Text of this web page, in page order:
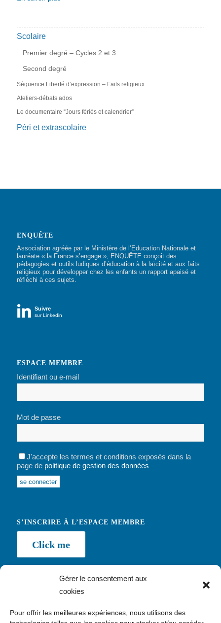
Gérer le consentement aux
cookies
Pour offrir les meilleures expériences, nous utilisons des
Scolaire
Premier degré – Cycles 2 et 3
Second degré
Séquence Liberté d’expression – Faits religieux
Ateliers-débats ados
Le documentaire “Jours fériés et calendrier”
Péri et extrascolaire
ENQUÊTE
Association agréée par le Ministère de l’Education Nationale et
lauréate « la France s’engage », ENQUÊTE conçoit des
pédagogies et outils ludiques d’éducation à la laïcité et aux faits
religieux pour développer chez les enfants un rapport apaisé et
réfléchi à ces sujets.
 Suivre
sur Linkedin
ESPACE MEMBRE
Identifiant ou e-mail
Mot de passe
J'accepte les termes et conditions exposés dans la
page de politique de gestion des données
Alternative:
S’INSCRIRE À L’ESPACE MEMBRE
Click me